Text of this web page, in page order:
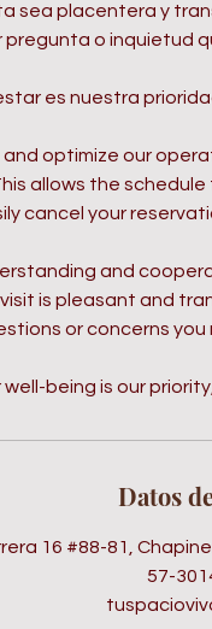
sea placentera y
pregunta o inquietud
es nuestra
optimize our
allows the
cancel your
and
is pleasant and
or concerns
well-being is our
Datos
16 #88-81,
57-